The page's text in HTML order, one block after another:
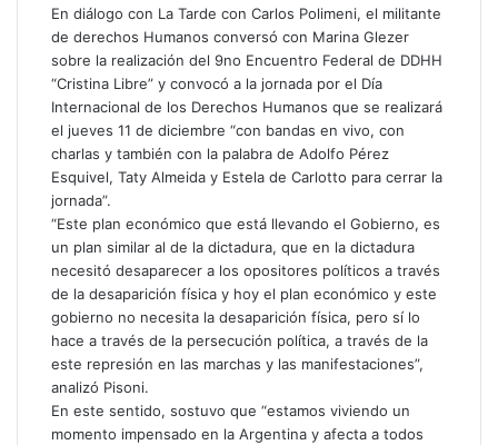
En diálogo con La Tarde con Carlos Polimeni, el militante
de derechos Humanos conversó con Marina Glezer
sobre la realización del 9no Encuentro Federal de DDHH
“Cristina Libre” y convocó a la jornada por el Día
Internacional de los Derechos Humanos que se realizará
el jueves 11 de diciembre “con bandas en vivo, con
charlas y también con la palabra de Adolfo Pérez
Esquivel, Taty Almeida y Estela de Carlotto para cerrar la
jornada”.
“Este plan económico que está llevando el Gobierno, es
un plan similar al de la dictadura, que en la dictadura
necesitó desaparecer a los opositores políticos a través
de la desaparición física y hoy el plan económico y este
gobierno no necesita la desaparición física, pero sí lo
hace a través de la persecución política, a través de la
este represión en las marchas y las manifestaciones”,
analizó Pisoni.
En este sentido, sostuvo que “estamos viviendo un
momento impensado en la Argentina y afecta a todos